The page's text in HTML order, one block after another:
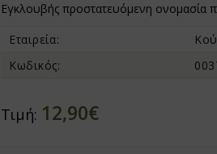
Εγκλουβής προστατευόμενη ονομασία
Εταιρεία:
Κωδικός:
Τιμή: 12,90€